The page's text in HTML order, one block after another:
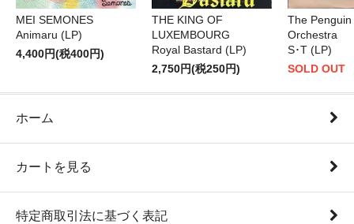
MEI SEMONES
Animaru (LP)
4,400円(税400円)
THE KING OF
LUXEMBOURG
Royal Bastard (LP)
2,750円(税250円)
The Penguin
Orchestra
S･T (LP)
SOLD OUT
ホーム
カートを見る
特定商取引法に基づく表記